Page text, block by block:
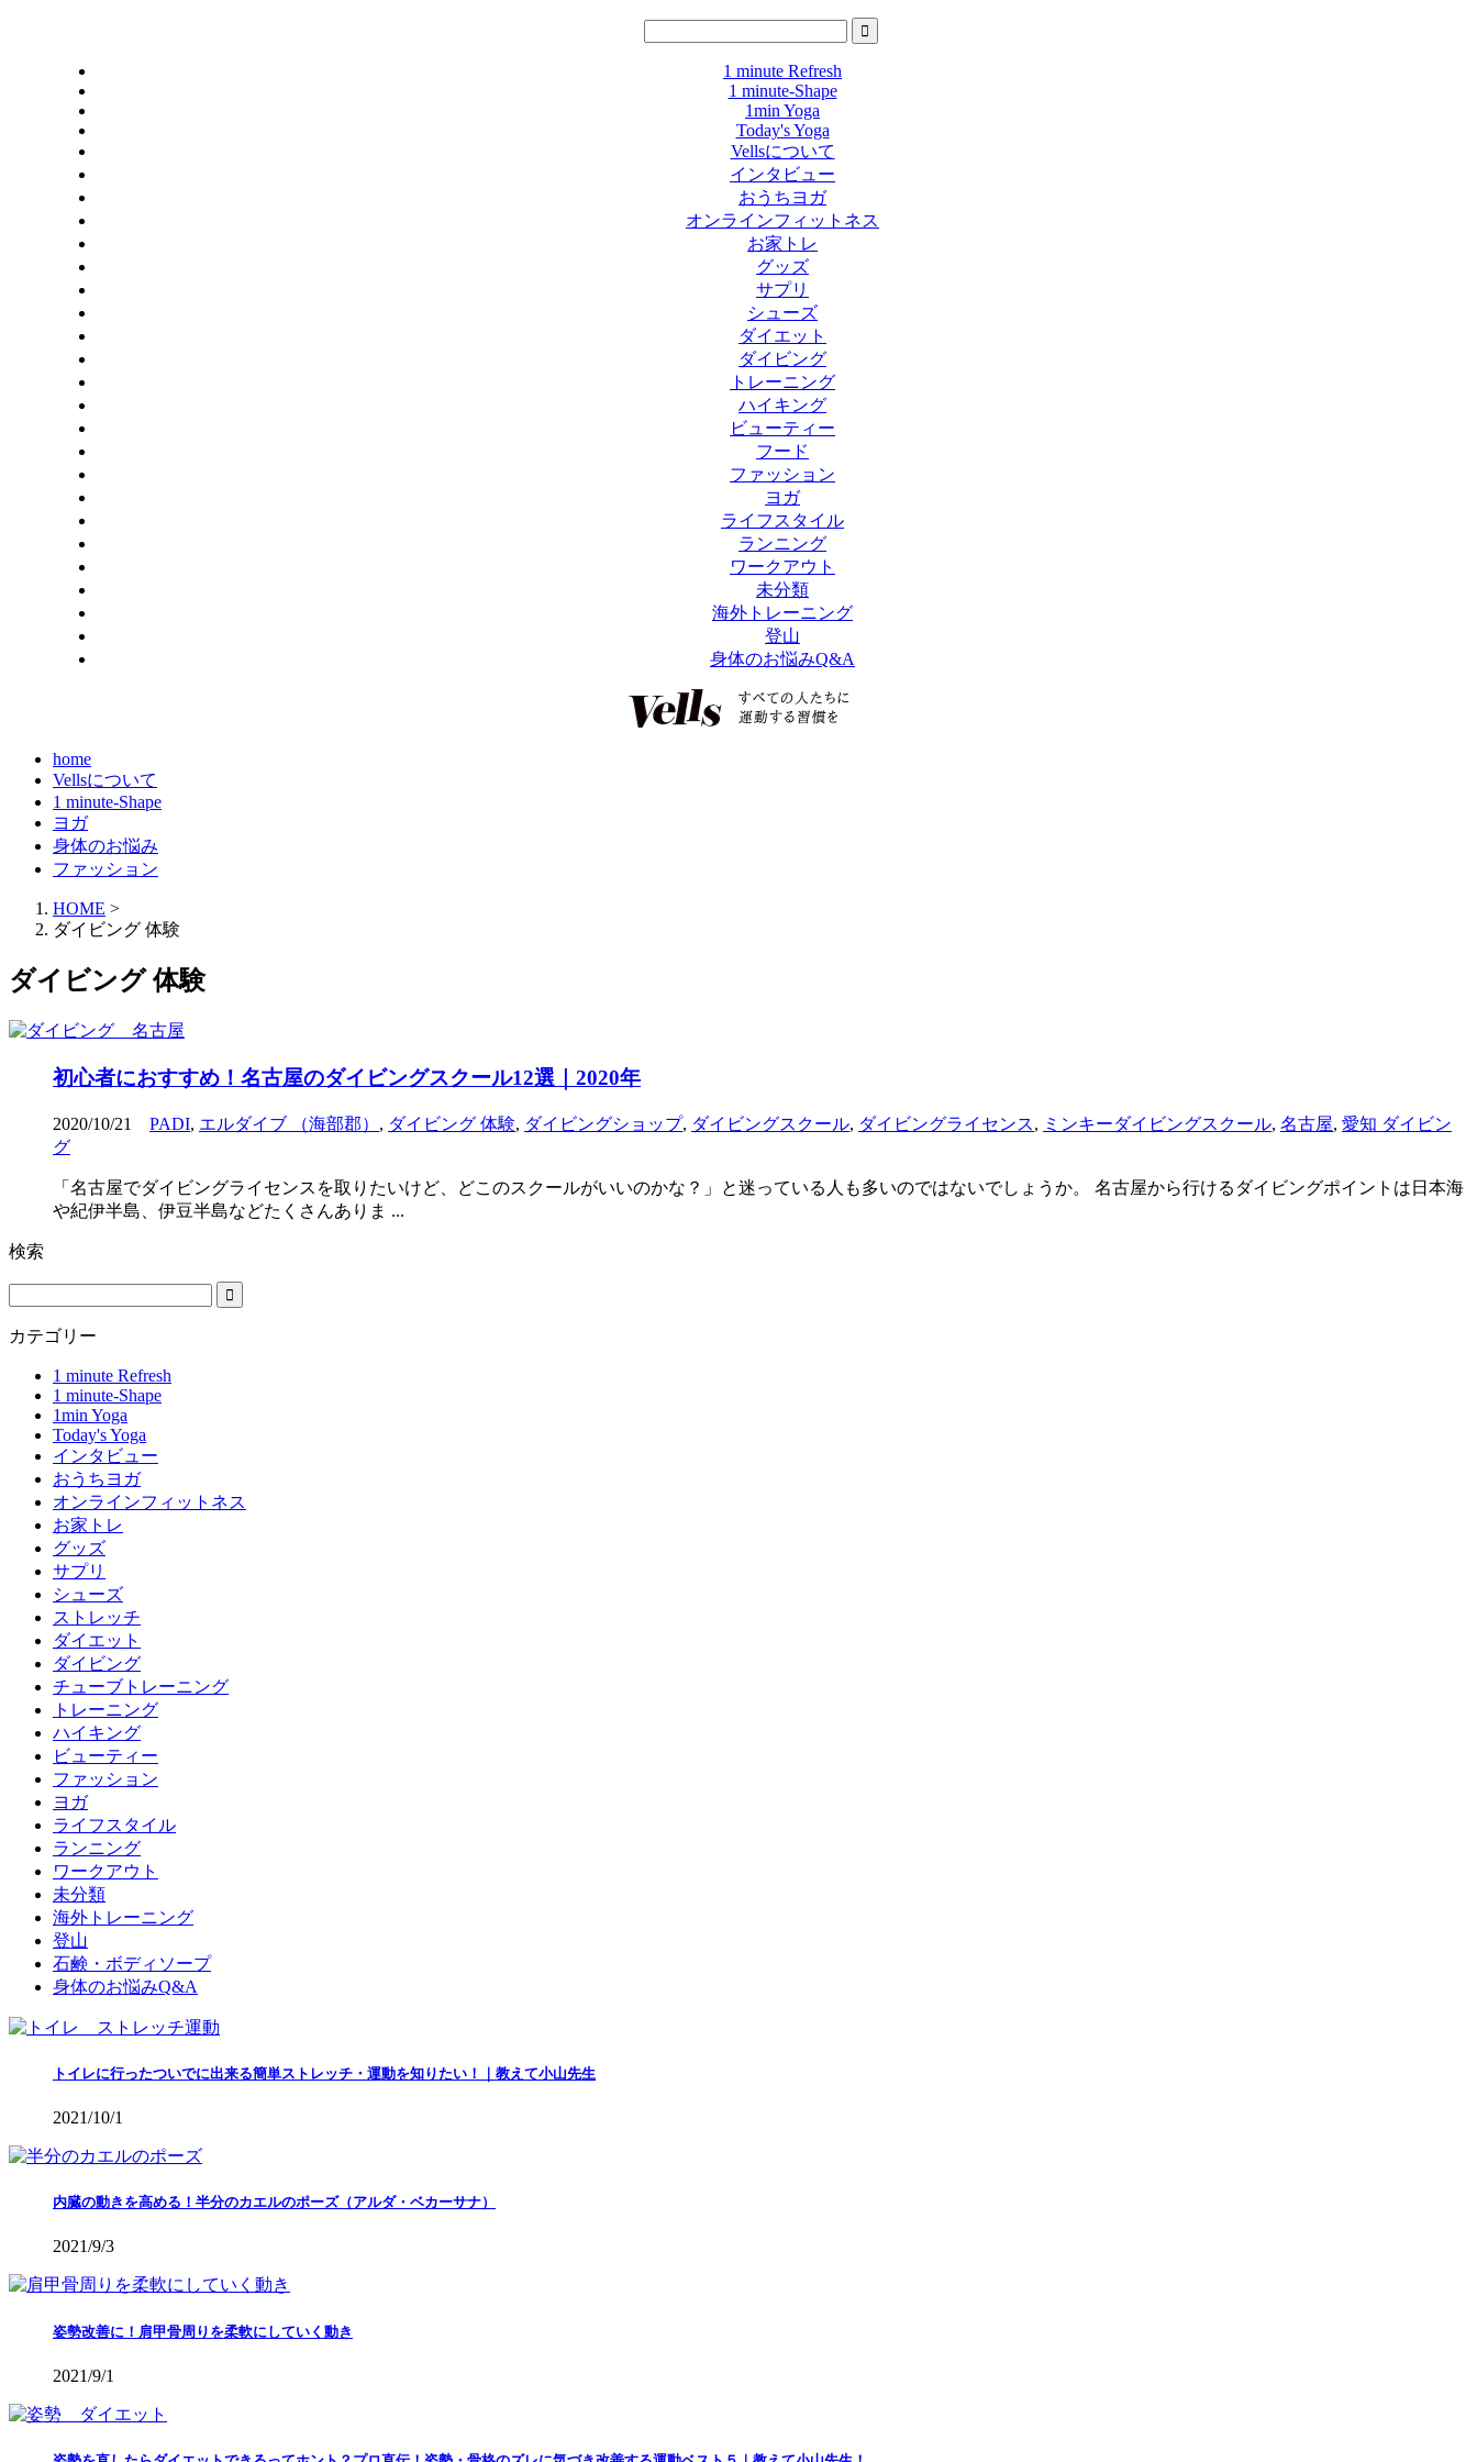
1 minute Refresh
1 minute-Shape
1min Yoga
Today's Yoga
Vellsについて
インタビュー
おうちヨガ
オンラインフィットネス
お家トレ
グッズ
サプリ
シューズ
ダイエット
ダイビング
トレーニング
ハイキング
ビューティー
フード
ファッション
ヨガ
ライフスタイル
ランニング
ワークアウト
未分類
海外トレーニング
登山
身体のお悩みQ&A
home
Vellsについて
1 minute-Shape
ヨガ
身体のお悩み
ファッション
HOME >
ダイビング 体験
ダイビング 体験
初心者におすすめ！名古屋のダイビングスクール12選｜2020年
2020/10/21 PADI, エルダイブ （海部郡） , ダイビング 体験, ダイビングショップ, ダイビングスクール, ダイビングライセンス, ミンキーダイビングスクール, 名古屋, 愛知 ダイビン
グ
「名古屋でダイビングライセンスを取りたいけど、どこのスクールがいいのかな？」と迷っている人も多いのではないでしょうか。 名古屋から行けるダイビングポイントは日本海
や紀伊半島、伊豆半島などたくさんありま ...
検索
カテゴリー
1 minute Refresh
1 minute-Shape
1min Yoga
Today's Yoga
インタビュー
おうちヨガ
オンラインフィットネス
お家トレ
グッズ
サプリ
シューズ
ストレッチ
ダイエット
ダイビング
チューブトレーニング
トレーニング
ハイキング
ビューティー
ファッション
ヨガ
ライフスタイル
ランニング
ワークアウト
未分類
海外トレーニング
登山
石鹸・ボディソープ
身体のお悩みQ&A
トイレに行ったついでに出来る簡単ストレッチ・運動を知りたい！｜教えて小山先生
2021/10/1
内臓の動きを高める！半分のカエルのポーズ（アルダ・ベカーサナ）
2021/9/3
姿勢改善に！肩甲骨周りを柔軟にしていく動き
2021/9/1